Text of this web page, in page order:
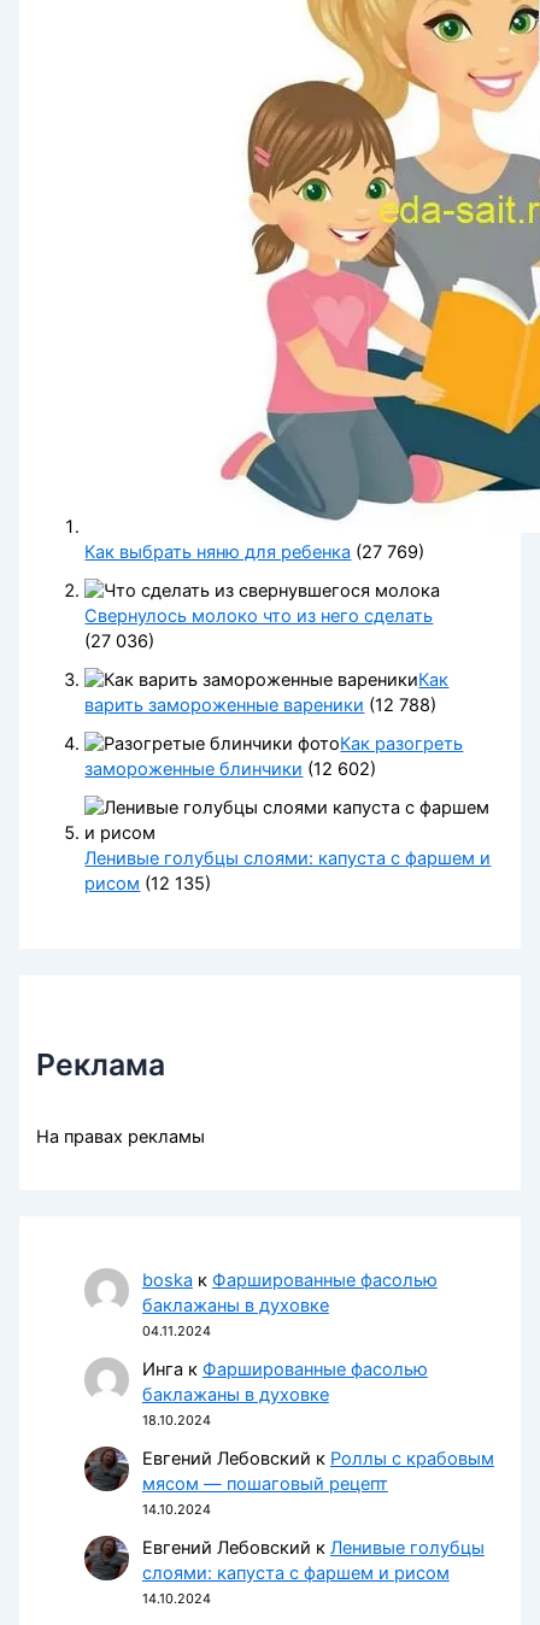
Как выбрать няню для ребенка (27 769)
Свернулось молоко что из него сделать
(27 036)
Как
варить замороженные вареники (12 788)
Как разогреть
замороженные блинчики (12 602)
Ленивые голубцы слоями: капуста с фаршем и
рисом (12 135)
Реклама
На правах рекламы
boska к Фаршированные фасолью
баклажаны в духовке
04.11.2024
Инга к Фаршированные фасолью
баклажаны в духовке
18.10.2024
Евгений Лебовский к Роллы с крабовым
мясом — пошаговый рецепт
14.10.2024
Евгений Лебовский к Ленивые голубцы
слоями: капуста с фаршем и рисом
14.10.2024